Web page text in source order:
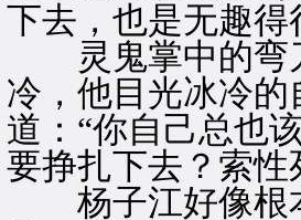
下去，也是无趣得
灵鬼掌中的弯刀
冷，他目光冰冷
道：“你自己总也
要挣扎下去？索性
杨子江好像根本